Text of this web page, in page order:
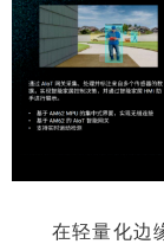
在轻量化边缘